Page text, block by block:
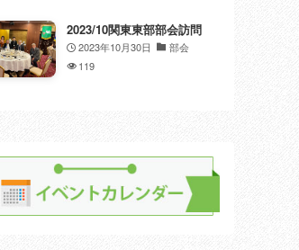
2023/10関東東部部会訪問
2023年10月30日
部会
119